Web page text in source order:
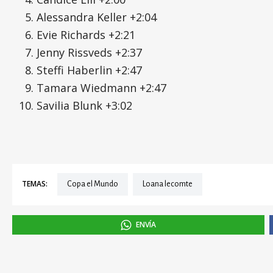
Alessandra Keller +2:04
Evie Richards +2:21
Jenny Rissveds +2:37
Steffi Haberlin +2:47
Tamara Wiedmann +2:47
Savilia Blunk +3:02
TEMAS: Copa el Mundo Loana lecomte
ENVÍA